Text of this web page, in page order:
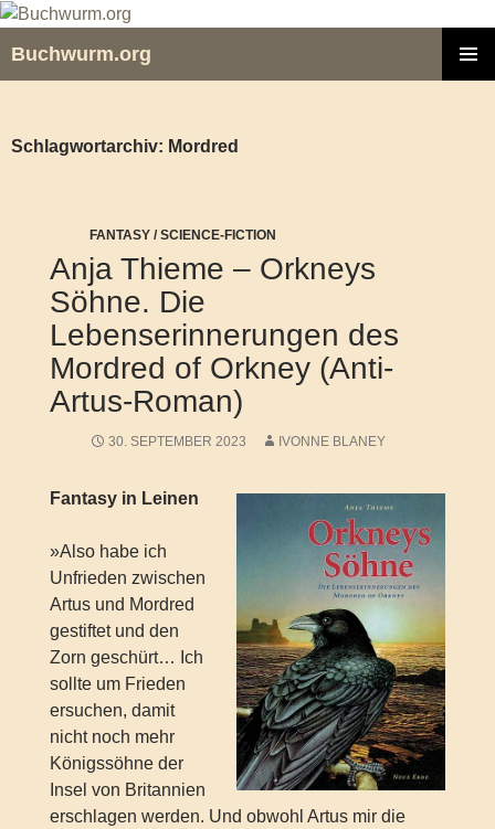
Zum
springen
Buchwurm.org
Schlagwortarchiv: Mordred
FANTASY / SCIENCE-FICTION
Anja Thieme – Orkneys
Söhne. Die
Lebenserinnerungen des
Mordred of Orkney (Anti-
Artus-Roman)
30. SEPTEMBER 2023 IVONNE BLANEY
Fantasy in Leinen
»Also habe ich
Unfrieden zwischen
Artus und Mordred
gestiftet und den
Zorn geschürt… Ich
sollte um Frieden
ersuchen, damit
nicht noch mehr
Königssöhne der
Insel von Britannien
erschlagen werden. Und obwohl Artus mir die